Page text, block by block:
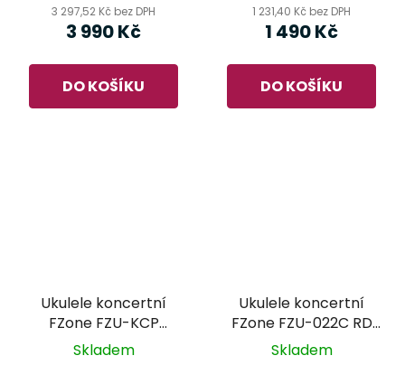
3 297,52 Kč bez DPH
3 990 Kč
DO KOŠÍKU
1 231,40 Kč bez DPH
1 490 Kč
DO KOŠÍKU
Ukulele koncertní
FZone FZU-KCP
Graphics
Skladem
Ukulele koncertní
FZone FZU-022C RD
Ash
Skladem